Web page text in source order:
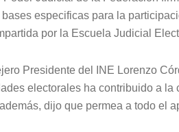
especificas para la
por la Escuela Judicial
Presidente del INE Lorenzo
electorales ha contribuido a la
dijo que permea a todo el